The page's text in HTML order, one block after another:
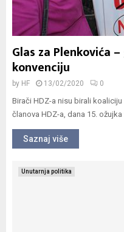
Glas za Plenkovića
konvenciju
by HF 13/02/2020 0
Birači HDZ-a nisu birali
članova HDZ-a, dana 15.
Saznaj više
Unutarnja politika